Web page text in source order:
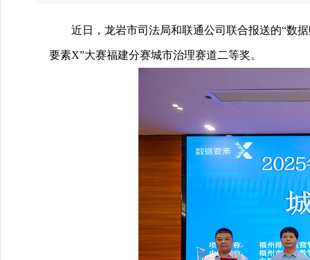
近日，龙岩市司法局和联通公司联合报送的“数据
要素X”大赛福建分赛城市治理赛道二等奖。